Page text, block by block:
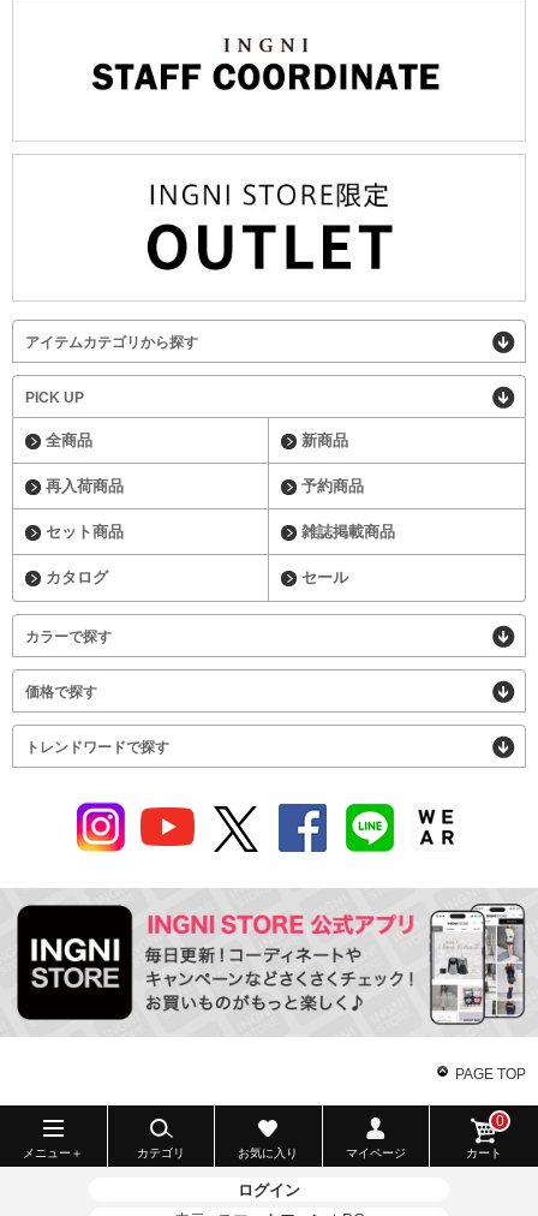
アイテムカテゴリから探す
PICK UP
全商品 新商品
再入荷商品 予約商品
セット商品 雑誌掲載商品
カタログ セール
カラーで探す
価格で探す
トレンドワードで探す
PAGE TOP
メニュー＋ カテゴリ お気に入り マイページ カート
0
ログイン